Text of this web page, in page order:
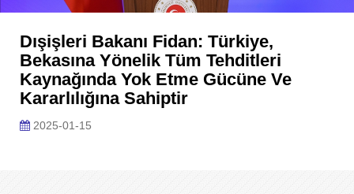
Dışişleri Bakanı Fidan: Türkiye,
Bekasına Yönelik Tüm Tehditleri
Kaynağında Yok Etme Gücüne Ve
Kararlılığına Sahiptir
2025-01-15